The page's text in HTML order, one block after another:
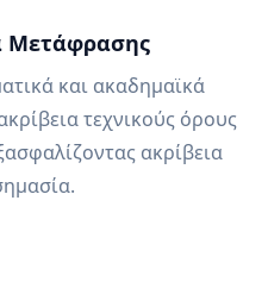
Μετάφρασης
και ακαδημαϊκά
τεχνικούς όρους
ακρίβεια